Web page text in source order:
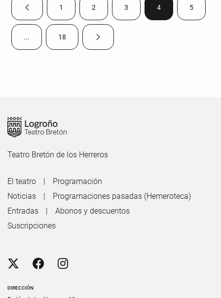
Página anteriorPágina
1 Página
2 Página
3 Página
4 Página
5
...Páginas intermedias Use TAB para desplazarse.
Página
18 Página siguiente
Teatro Bretón de los Herreros
DIRECCIÓN
El teatro
Programación
Noticias
Programaciones pasadas (Hemeroteca)
Entradas
Abonos y descuentos
Suscripciones